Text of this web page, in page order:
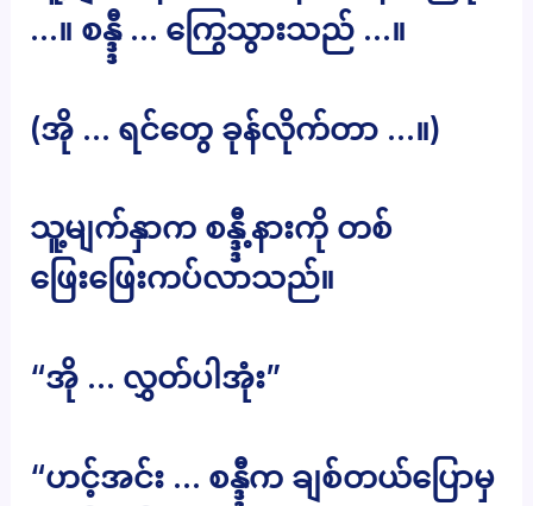
…။ စန္ဒ္ဒီ … ကြွေသွားသည် …။
(အို … ရင်တွေ ခုန်လိုက်တာ …။)
သူ့မျက်နှာက စန္ဒ္ဒီ့နားကို တစ်
ဖြေးဖြေးကပ်လာသည်။
“အို … လွှတ်ပါအုံး”
“ဟင့်အင်း … စန္ဒ္ဒီက ချစ်တယ်ပြောမှ